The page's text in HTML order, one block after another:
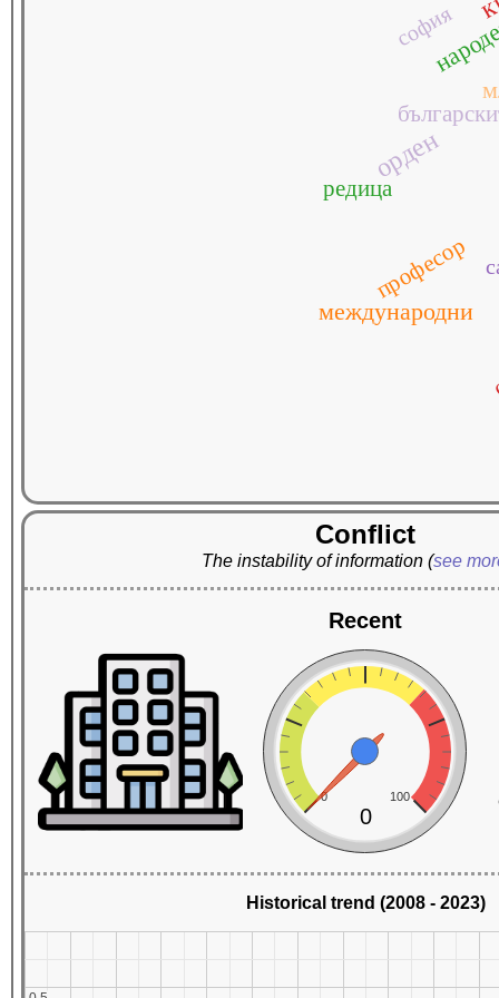
орден
международни
професор
редица
софия
Conflict
The instability of information (see
Recent
0 100
0
Historical trend (2008 - 2023)